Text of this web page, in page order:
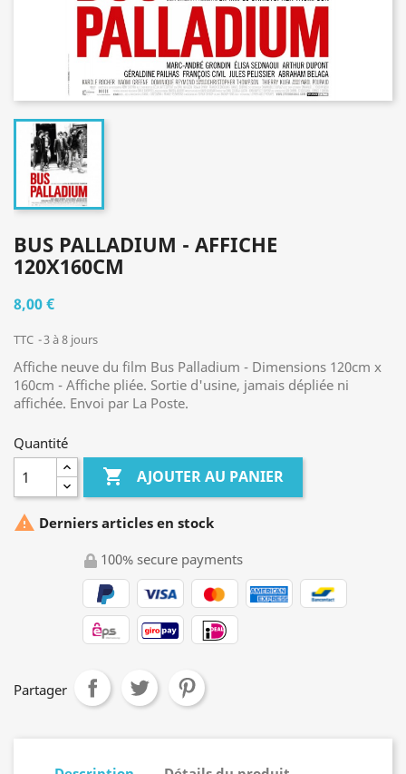
BUS PALLADIUM - AFFICHE
120X160CM
8,00 €
TTC 3 à 8 jours
Affiche neuve du film Bus Palladium - Dimensions 120cm x
160cm - Affiche pliée. Sortie d'usine, jamais dépliée ni
affichée. Envoi par La Poste.
Quantité
 AJOUTER AU PANIER
 Derniers articles en stock
100% secure payments
Partager